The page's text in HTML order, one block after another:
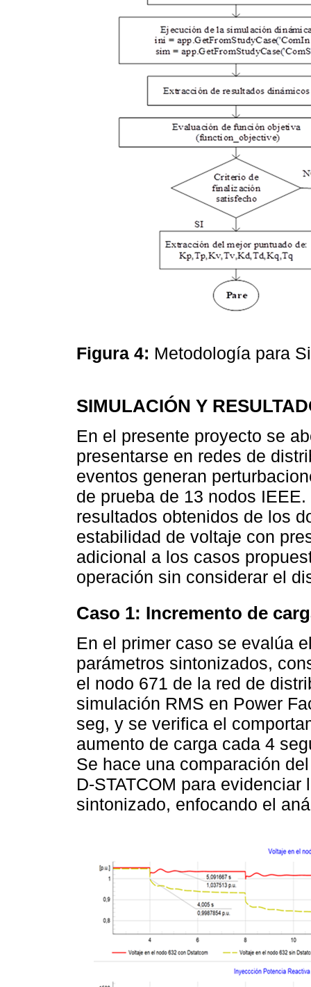
Figura 4: Metodología para
SIMULACIÓN Y
En el presente proyecto se
presentarse en redes de
eventos generan
de prueba de 13 nodos
resultados obtenidos de los
estabilidad de voltaje con
adicional a los casos
operación sin considerar el
Caso 1: Incremento de
En el primer caso se evalúa
parámetros sintonizados,
el nodo 671 de la red de
simulación RMS en Power
seg, y se verifica el
aumento de carga cada 4
Se hace una comparación
D-STATCOM para
sintonizado, enfocando el